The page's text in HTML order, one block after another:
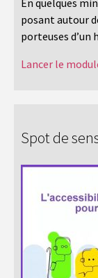
posant autour
porteuses d’un
Lancer le
Spot de